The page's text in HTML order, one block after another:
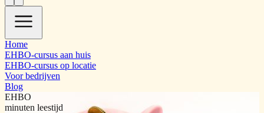
Home
EHBO-cursus aan huis
EHBO-cursus op locatie
Voor bedrijven
Blog
EHBO
minuten leestijd